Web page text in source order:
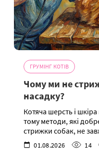
ГРУМІНГ КОТІВ
Чому ми не
насадку?
Котяча шерсть і
тому методи, які
стрижки собак, не
01.08.2026 14